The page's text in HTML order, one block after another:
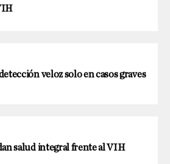
veloz solo en casos graves
salud integral frente al VIH